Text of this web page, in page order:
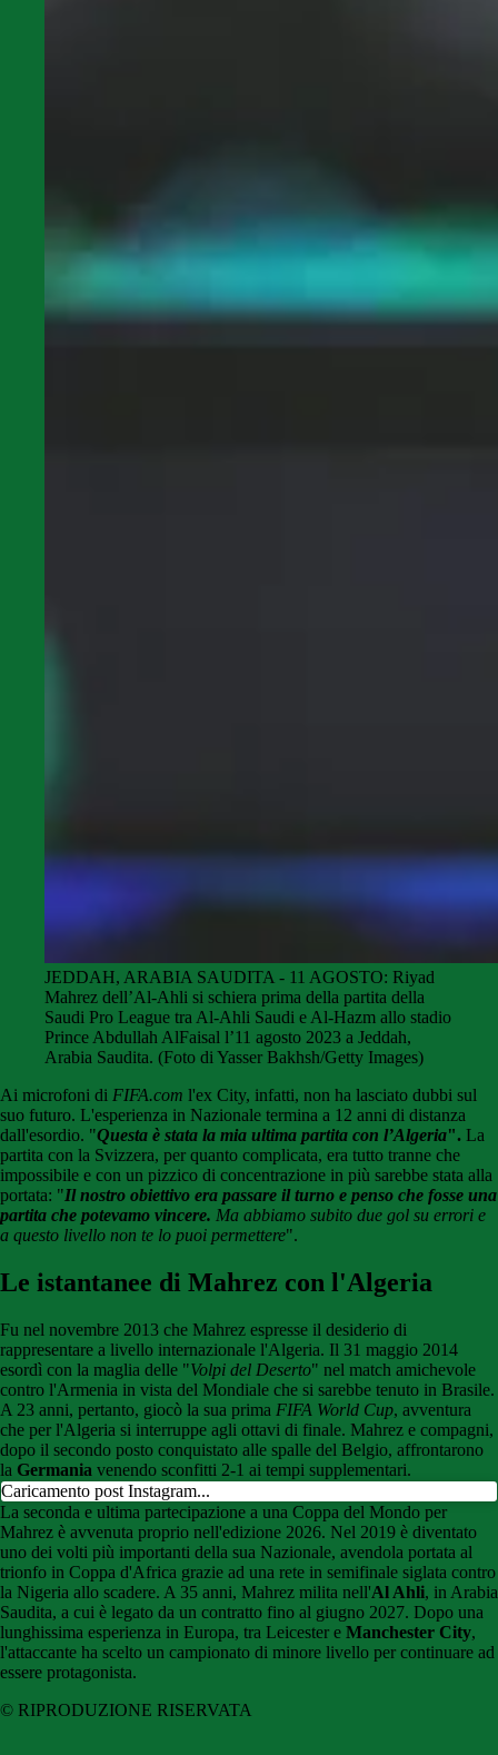
JEDDAH, ARABIA SAUDITA - 11 AGOSTO: Riyad
Mahrez dell’Al-Ahli si schiera prima della partita della
Saudi Pro League tra Al-Ahli Saudi e Al-Hazm allo stadio
Prince Abdullah AlFaisal l’11 agosto 2023 a Jeddah,
Arabia Saudita. (Foto di Yasser Bakhsh/Getty Images)
Ai microfoni di FIFA.com l'ex City, infatti, non ha lasciato dubbi sul
suo futuro. L'esperienza in Nazionale termina a 12 anni di distanza
dall'esordio. "Questa è stata la mia ultima partita con l’Algeria". La
partita con la Svizzera, per quanto complicata, era tutto tranne che
impossibile e con un pizzico di concentrazione in più sarebbe stata alla
portata: "Il nostro obiettivo era passare il turno e penso che fosse una
partita che potevamo vincere. Ma abbiamo subito due gol su errori e
a questo livello non te lo puoi permettere".
Le istantanee di Mahrez con l'Algeria
Fu nel novembre 2013 che Mahrez espresse il desiderio di
rappresentare a livello internazionale l'Algeria. Il 31 maggio 2014
esordì con la maglia delle "Volpi del Deserto" nel match amichevole
contro l'Armenia in vista del Mondiale che si sarebbe tenuto in Brasile.
A 23 anni, pertanto, giocò la sua prima FIFA World Cup, avventura
che per l'Algeria si interruppe agli ottavi di finale. Mahrez e compagni,
dopo il secondo posto conquistato alle spalle del Belgio, affrontarono
la Germania venendo sconfitti 2-1 ai tempi supplementari.
Caricamento post Instagram...
La seconda e ultima partecipazione a una Coppa del Mondo per
Mahrez è avvenuta proprio nell'edizione 2026. Nel 2019 è diventato
uno dei volti più importanti della sua Nazionale, avendola portata al
trionfo in Coppa d'Africa grazie ad una rete in semifinale siglata contro
la Nigeria allo scadere. A 35 anni, Mahrez milita nell'Al Ahli, in Arabia
Saudita, a cui è legato da un contratto fino al giugno 2027. Dopo una
lunghissima esperienza in Europa, tra Leicester e Manchester City,
l'attaccante ha scelto un campionato di minore livello per continuare ad
essere protagonista.
© RIPRODUZIONE RISERVATA